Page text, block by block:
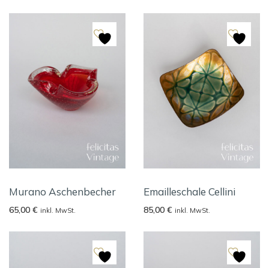
Murano Aschenbecher
65,00 € inkl. MwSt.
Emailleschale Cellini
85,00 € inkl. MwSt.